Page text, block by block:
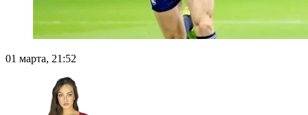
01 марта, 21:52